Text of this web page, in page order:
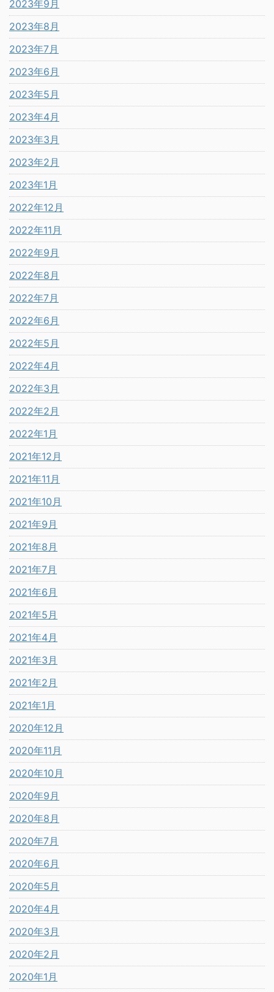
2023年9月
2023年8月
2023年7月
2023年6月
2023年5月
2023年4月
2023年3月
2023年2月
2023年1月
2022年12月
2022年11月
2022年9月
2022年8月
2022年7月
2022年6月
2022年5月
2022年4月
2022年3月
2022年2月
2022年1月
2021年12月
2021年11月
2021年10月
2021年9月
2021年8月
2021年7月
2021年6月
2021年5月
2021年4月
2021年3月
2021年2月
2021年1月
2020年12月
2020年11月
2020年10月
2020年9月
2020年8月
2020年7月
2020年6月
2020年5月
2020年4月
2020年3月
2020年2月
2020年1月